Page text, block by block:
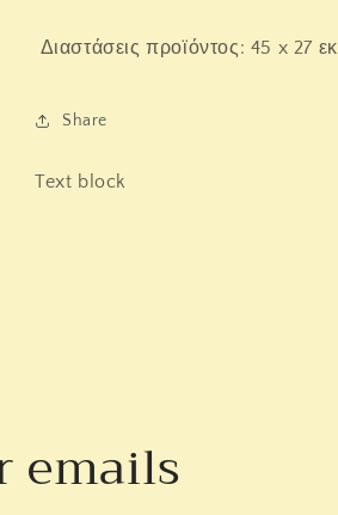
Διαστάσεις προϊόντος: 45 x 27 εκ
Share
Text block
emails